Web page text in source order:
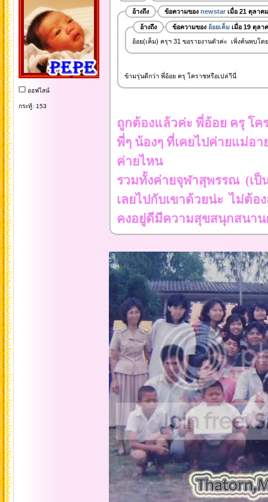
ออฟไลน์
กระทู้: 153
อ้างถึง ข้อความของ newstarเมื่อ 21 ตุลาค
อ้างถึง ข้อความของ อ้อยเค็มเมื่อ 19 ตุลา
อ้อย(เค็ม) ครุฯ 31 ขอรายงานตัวค่ะ เพิ่งค้นพบโ
ข้ามรุ่นดีกว่า พี่อ้อย ครุ โคราชหรือเปล่าีนี่
ถูกต้องแล้วค่ะ พี่อ้อย ครุ โค
พี่ๆ น้องๆ ที่เคยไปค่ายแม่อ
ค่ายไหน
รวมทั้งค่ายจุฬาสุพรรณ (เ
เลยไปกับเขาด้วยน่ะ ไม่ต้อ
คงอยู่ดีมีความสุขสนุกสนา